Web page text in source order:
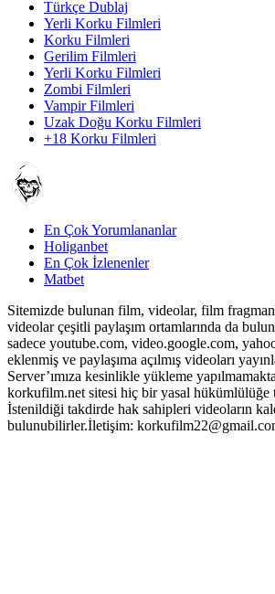
Türkçe Dublaj
Yerli Korku Filmleri
Korku Filmleri
Gerilim Filmleri
Yerli Korku Filmleri
Zombi Filmleri
Vampir Filmleri
Uzak Doğu Korku Filmleri
+18 Korku Filmleri
En Çok Yorumlananlar
Holiganbet
En Çok İzlenenler
Matbet
Sitemizde bulunan film, videolar, film
videolar çeşitli paylaşım ortamlarında da
sadece youtube.com, video.google.com,
eklenmiş ve paylaşıma açılmış videoları
Server’ımıza kesinlikle yükleme
korkufilm.net sitesi hiç bir yasal hükümlülüğe
İstenildiği takdirde hak sahipleri videoların
bulunubilirler.İletişim: